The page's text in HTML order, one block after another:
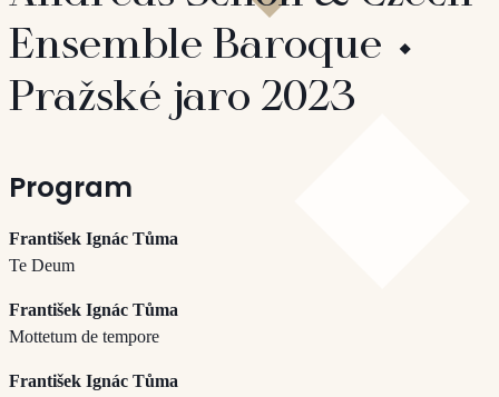
Ensemble Baroque ⬩
Pražské jaro 2023
Program
František Ignác Tůma
Te Deum
František Ignác Tůma
Mottetum de tempore
František Ignác Tůma